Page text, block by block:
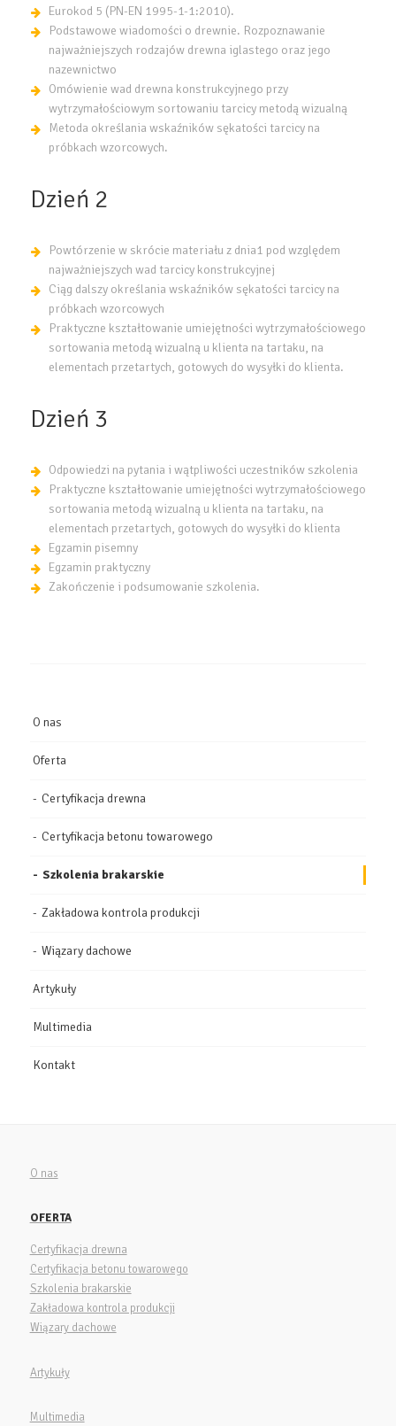
Eurokod 5 (PN-EN 1995-1-1:2010).
Podstawowe wiadomości o drewnie. Rozpoznawanie
najważniejszych rodzajów drewna iglastego oraz jego
nazewnictwo
Omówienie wad drewna konstrukcyjnego przy
wytrzymałościowym sortowaniu tarcicy metodą wizualną
Metoda określania wskaźników sękatości tarcicy na
próbkach wzorcowych.
Dzień 2
Powtórzenie w skrócie materiału z dnia1 pod względem
najważniejszych wad tarcicy konstrukcyjnej
Ciąg dalszy określania wskaźników sękatości tarcicy na
próbkach wzorcowych
Praktyczne kształtowanie umiejętności wytrzymałościowego
sortowania metodą wizualną u klienta na tartaku, na
elementach przetartych, gotowych do wysyłki do klienta.
Dzień 3
Odpowiedzi na pytania i wątpliwości uczestników szkolenia
Praktyczne kształtowanie umiejętności wytrzymałościowego
sortowania metodą wizualną u klienta na tartaku, na
elementach przetartych, gotowych do wysyłki do klienta
Egzamin pisemny
Egzamin praktyczny
Zakończenie i podsumowanie szkolenia.
O nas
Oferta
Certyfikacja drewna
Certyfikacja betonu towarowego
Szkolenia brakarskie
Zakładowa kontrola produkcji
Wiązary dachowe
Artykuły
Multimedia
Kontakt
O nas
OFERTA
Certyfikacja drewna
Certyfikacja betonu towarowego
Szkolenia brakarskie
Zakładowa kontrola produkcji
Wiązary dachowe
Artykuły
Multimedia